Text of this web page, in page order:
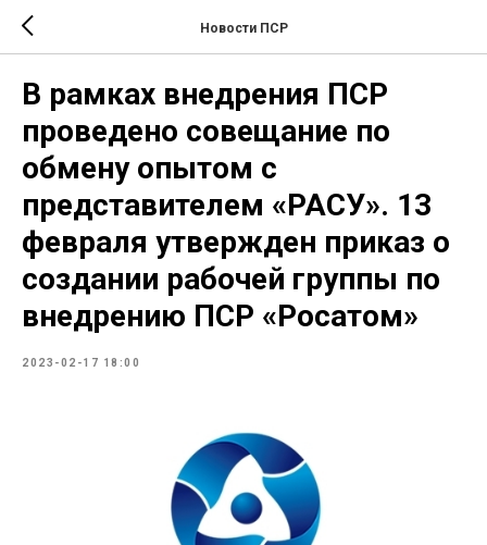
Новости ПСР
В рамках внедрения ПСР
проведено совещание по
обмену опытом с
представителем «РАСУ». 13
февраля утвержден приказ о
создании рабочей группы по
внедрению ПСР «Росатом»
2023-02-17 18:00